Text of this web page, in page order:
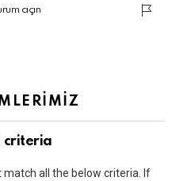
açın
criteria
all the below criteria. If